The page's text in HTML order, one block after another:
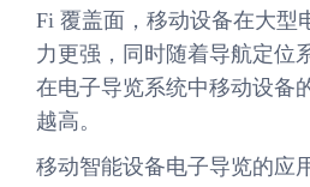
Fi 覆盖面，移动设备在大型
力更强，同时随着导航定位
在电子导览系统中移动设备
越高。
移动智能设备电子导览的应